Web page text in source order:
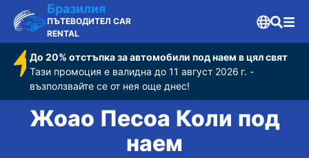
Бразилия
ПЪТЕВОДИТЕЛ CAR
RENTAL
До 20% отстъпка за автомобили под наем в цял свят
Тази промоция е валидна до 11 август 2026 г. -
възползвайте се от нея още днес!
Жоао Песоа Коли под
наем